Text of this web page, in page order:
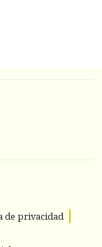
de privacidad